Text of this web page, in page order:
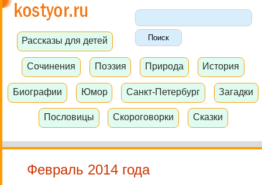
Рассказы для детей
Сочинения Поэзия Природа История
Биографии Юмор Санкт-Петербург Загадки
Пословицы Скороговорки Сказки
Февраль 2014 года